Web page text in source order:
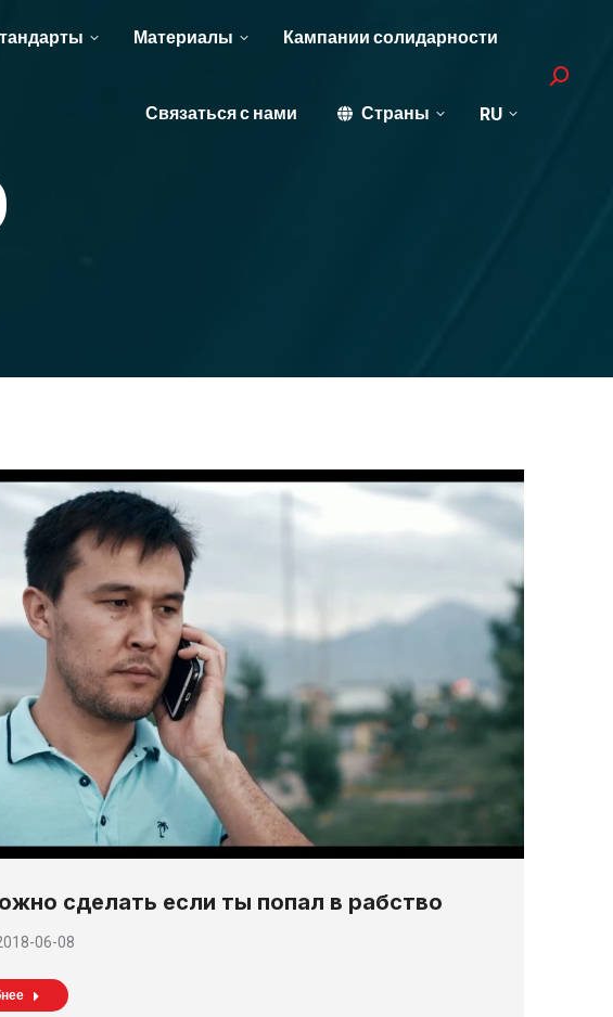
Материалы Кампании солидарности
Связаться с нами Страны RU
Search:
сделать если ты попал в рабство
06-08